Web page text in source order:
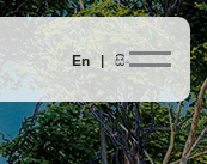
En |සිං